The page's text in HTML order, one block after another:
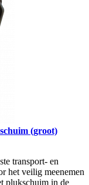
(groot)
transport- en
het veilig meenemen
plukschuim in de